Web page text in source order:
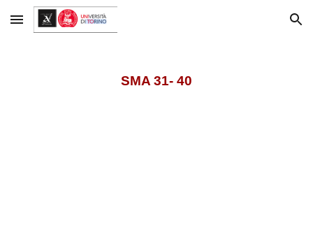
Skip to main content Skip to navigation
SMA 31- 40